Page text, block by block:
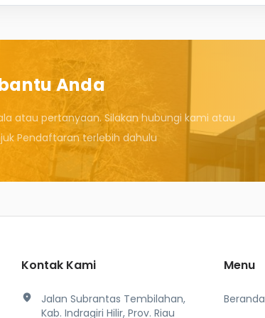
Anda
atau pertanyaan. Silakan hubungi kami atau
Pendaftaran terlebih dahulu
Kontak Kami
location_on
Jalan Subrantas Tembilahan,
Kab. Indragiri Hilir, Prov. Riau
Menu
Beranda